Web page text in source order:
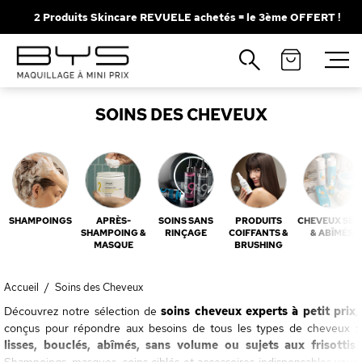
2 Produits Skincare REVUELE achetés = le 3ème OFFERT !
SOINS DES CHEVEUX
SHAMPOINGS
APRÈS-
SHAMPOING &
MASQUE
SOINS SANS
RINÇAGE
PRODUITS
COIFFANTS &
BRUSHING
CHEVEUX
& ABÎMÉS
Accueil / Soins des Cheveux
Découvrez notre sélection desoins cheveux experts à petit prix
conçus pour répondre aux besoins de tous les types de cheveux :
lisses, bouclés, abîmés, sans volume ou sujets aux frisottis
Fermer
Recherches populaires
Mascara
Palette
Solaire
Brumes
Blush
Rouge à Lèvres